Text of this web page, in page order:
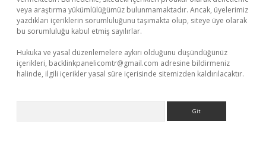
veya araştırma yükümlülüğümüz bulunmamaktadır. Ancak, üyelerimiz
yazdıkları içeriklerin sorumluluğunu taşımakta olup, siteye üye olarak
bu sorumluluğu kabul etmiş sayılırlar.
Hukuka ve yasal düzenlemelere aykırı olduğunu düşündüğünüz
içerikleri, backlinkpanelicomtr@gmail.com adresine bildirmeniz
halinde, ilgili içerikler yasal süre içerisinde sitemizden kaldırılacaktır.